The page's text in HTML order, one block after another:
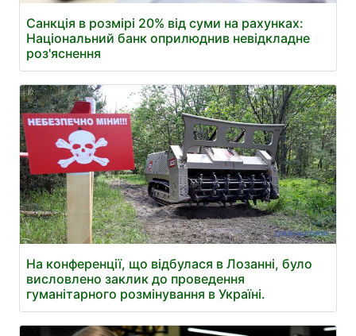
Санкція в розмірі 20% від суми на рахунках:
Національний банк оприлюднив невідкладне
роз'яснення
На конференції, що відбулася в Лозанні, було
висловлено заклик до проведення
гуманітарного розмінування в Україні.